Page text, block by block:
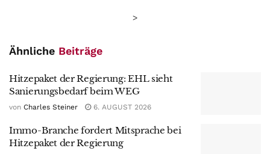
>
Ähnliche Beiträge
Hitzepaket der Regierung: EHL sieht
Sanierungsbedarf beim WEG
von Charles Steiner 6. AUGUST 2026
Immo-Branche fordert Mitsprache bei
Hitzepaket der Regierung